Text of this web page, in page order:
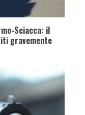
Sciacca: il
gravemente